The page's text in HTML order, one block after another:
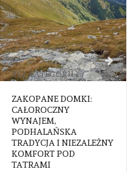
BEZ KATEGORII
ZAKOPANE DOMKI:
CAŁOROCZNY
WYNAJEM,
PODHALAŃSKA
TRADYCJA I NIEZALEŻNY
KOMFORT POD
TATRAMI